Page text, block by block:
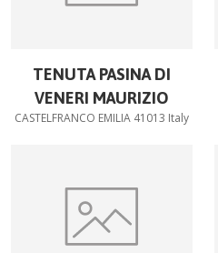
TENUTA PASINA DI
VENERI MAURIZIO
CASTELFRANCO EMILIA 41013 Italy